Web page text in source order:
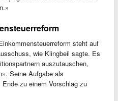
steht auf
wie Klingbeil sagte. Es
auszutauschen,
Seine Aufgabe als
zu einem Vorschlag zu